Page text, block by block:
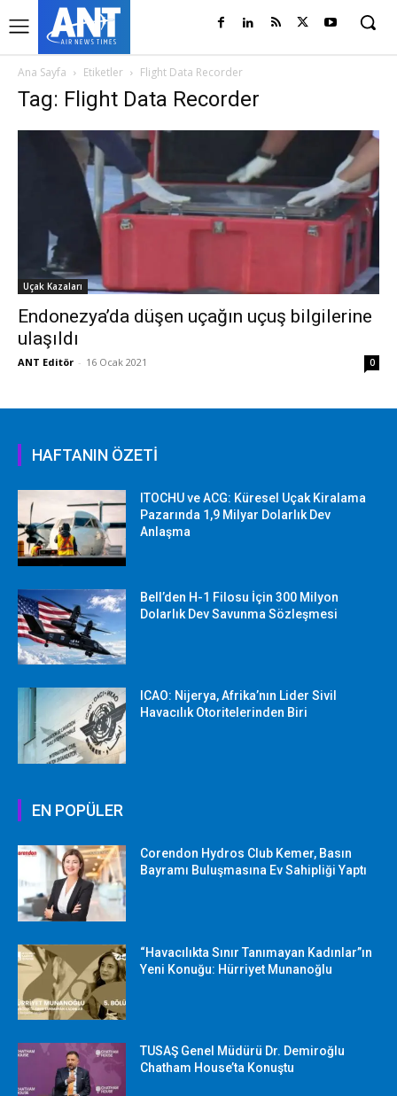
Ana Sayfa Etiketler Flight Data Recorder
Tag: Flight Data Recorder
Uçak Kazaları
Endonezya’da düşen uçağın uçuş bilgilerine
ulaşıldı
ANT Editör - 16 Ocak 2021 0
HAFTANIN ÖZETİ
ITOCHU ve ACG: Küresel Uçak Kiralama
Pazarında 1,9 Milyar Dolarlık Dev
Anlaşma
Bell’den H-1 Filosu İçin 300 Milyon
Dolarlık Dev Savunma Sözleşmesi
ICAO: Nijerya, Afrika’nın Lider Sivil
Havacılık Otoritelerinden Biri
EN POPÜLER
Corendon Hydros Club Kemer, Basın
Bayramı Buluşmasına Ev Sahipliği Yaptı
“Havacılıkta Sınır Tanımayan Kadınlar”ın
Yeni Konuğu: Hürriyet Munanoğlu
TUSAŞ Genel Müdürü Dr. Demiroğlu
Chatham House’ta Konuştu